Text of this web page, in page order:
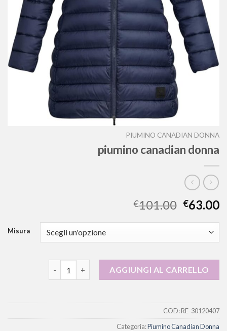
PIUMINO CANADIAN DONNA
piumino canadian donna
€101.00 €63.00
Misura
AGGIUNGI AL CARRELLO
COD:RE-30120407
Categoria:Piumino Canadian Donna